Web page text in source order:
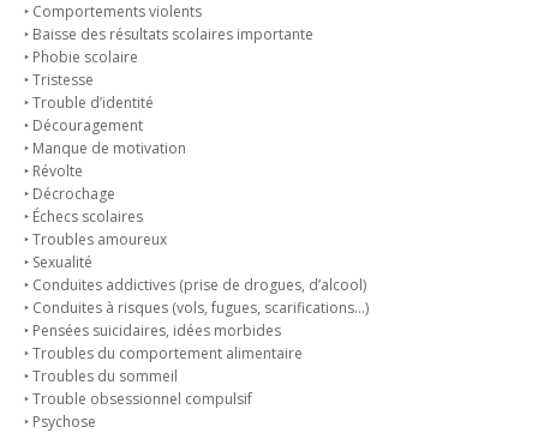
‣ Comportements violents
‣ Baisse des résultats scolaires importante
‣ Phobie scolaire
‣ Tristesse
‣ Trouble d’identité
‣ Découragement
‣ Manque de motivation
‣ Révolte
‣ Décrochage
‣ Échecs scolaires
‣ Troubles amoureux
‣ Sexualité
‣ Conduites addictives (prise de drogues, d’alcool)
‣ Conduites à risques (vols, fugues, scarifications…)
‣ Pensées suicidaires, idées morbides
‣ Troubles du comportement alimentaire
‣ Troubles du sommeil
‣ Trouble obsessionnel compulsif
‣ Psychose